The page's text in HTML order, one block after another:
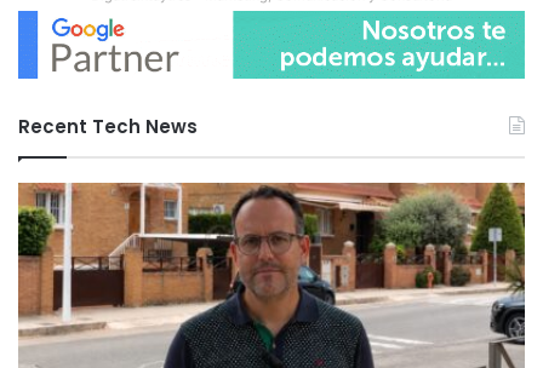
Recent Tech News